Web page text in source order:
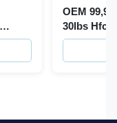
OEM
30lbs Hfc